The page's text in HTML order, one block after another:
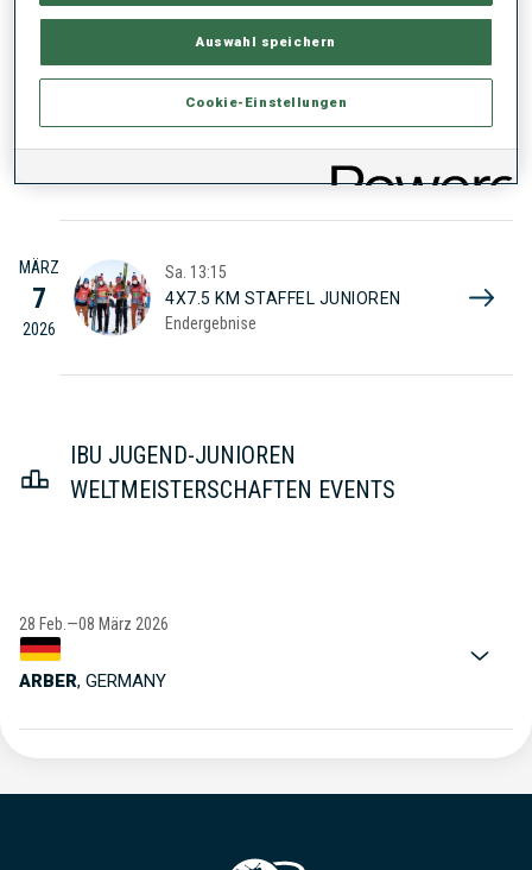
2026
8
MÄRZ
7
2026
Sa. 13:15
4X7.5 KM STAFFEL JUNIOREN
Endergebnise
IBU JUGEND-JUNIOREN
WELTMEISTERSCHAFTEN EVENTS
28 Feb.—08 März 2026
ARBER, GERMANY
Auswahl speichern
Cookie-Einstellungen